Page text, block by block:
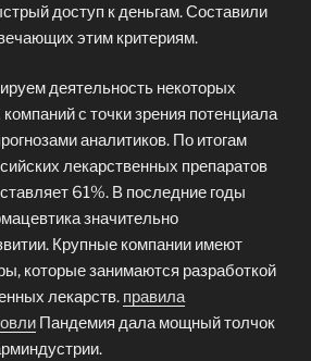
доступ к деньгам. Составили
этим критериям.
деятельность некоторых
с точки зрения потенциала
аналитиков. По итогам
лекарственных препаратов
61%. В последние годы
значительно
Крупные компании имеют
которые занимаются разработкой
лекарств. правила
Пандемия дала мощный толчок